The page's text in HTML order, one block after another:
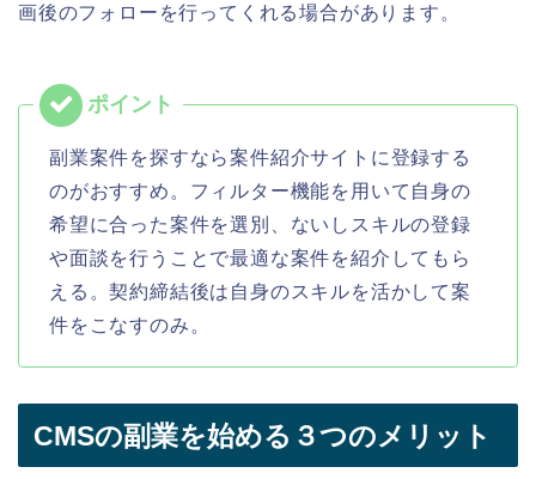
画後のフォローを行ってくれる場合があります。
副業案件を探すなら案件紹介サイトに登録する
のがおすすめ。フィルター機能を用いて自身の
希望に合った案件を選別、ないしスキルの登録
や面談を行うことで最適な案件を紹介してもら
える。契約締結後は自身のスキルを活かして案
件をこなすのみ。
CMSの副業を始める３つのメリット